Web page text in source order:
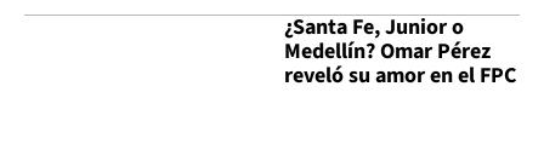
¿Santa Fe, Junior o
Medellín? Omar Pérez
reveló su amor en el FPC